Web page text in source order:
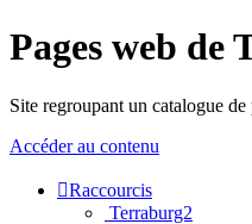
Pages web de
Site regroupant un catalogue de
Accéder au contenu
Raccourcis
Terraburg2